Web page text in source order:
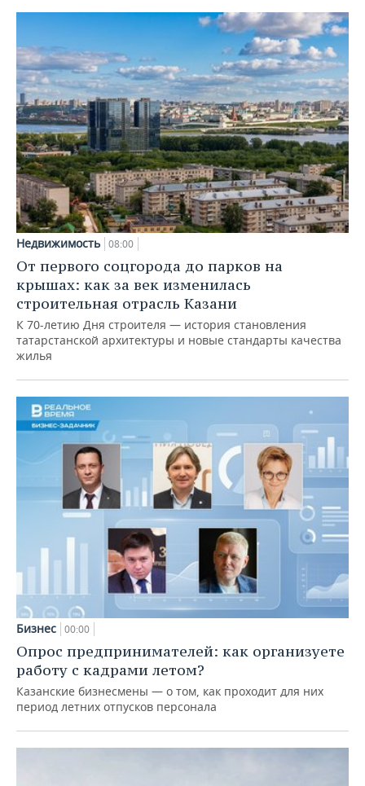
Недвижимость 08:00
От первого соцгорода до парков на
крышах: как за век изменилась
строительная отрасль Казани
К 70-летию Дня строителя — история становления
татарстанской архитектуры и новые стандарты качества
жилья
Бизнес 00:00
Опрос предпринимателей: как организуете
работу с кадрами летом?
Казанские бизнесмены — о том, как проходит для них
период летних отпусков персонала